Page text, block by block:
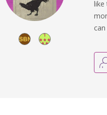
like
can